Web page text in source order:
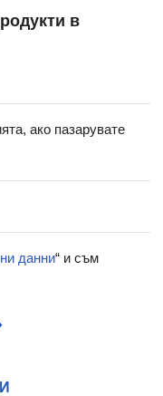
в
ако пазарувате
данни“ и съм